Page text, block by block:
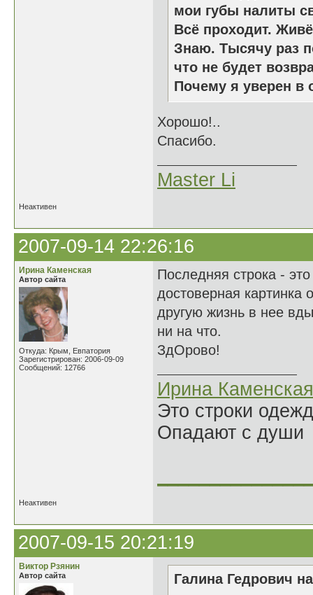
мои губы налиты
Всё проходит.
Знаю. Тысячу раз
что не будет
Почему я уверен в
Хорошо!..
Спасибо.
Master Li
Неактивен
2007-09-14 22:26:16
Ирина Каменская
Автор сайта
Откуда: Крым, Евпатория
Зарегистрирован: 2006-09-09
Сообщений: 12766
Последняя строка -
достоверная картинка
другую жизнь в нее
ни на что.
ЗдОрово!
Ирина Каменская
Это строки
Опадают с души
Неактивен
2007-09-15 20:21:19
Виктор Рзянин
Автор сайта Галина Гедрович